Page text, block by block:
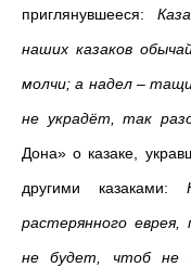
приглянувшееся:
наших казаков
молчи; а надел –
не украдёт, так
Дона» о казаке,
другими казаками:
растерянного
не будет, чтоб не